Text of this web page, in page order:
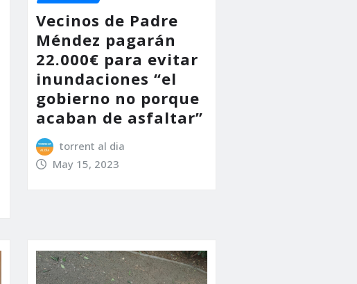
Vecinos de Padre
Méndez pagarán
22.000€ para evitar
inundaciones “el
gobierno no porque
acaban de asfaltar”
torrent al dia
May 15, 2023